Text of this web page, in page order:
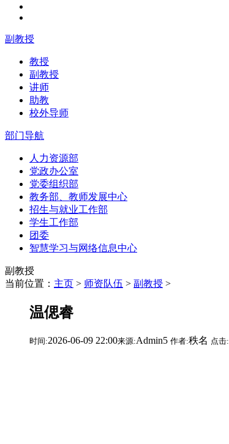
副教授
教授
副教授
讲师
助教
校外导师
部门导航
人力资源部
党政办公室
党委组织部
教务部、教师发展中心
招生与就业工作部
学生工作部
团委
智慧学习与网络信息中心
副教授
当前位置： 主页 > 师资队伍 > 副教授 >
温偲睿
时间:2026-06-09 22:00来源:Admin5 作者:秩名 点击: